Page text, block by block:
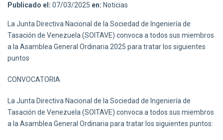
Publicado el: 07/03/2025 en: Noticias
La Junta Directiva Nacional de la Sociedad de Ingeniería de
Tasación de Venezuela (SOITAVE) convoca a todos sus miembros
a la Asamblea General Ordinaria 2025 para tratar los siguientes
puntos
CONVOCATORIA
La Junta Directiva Nacional de la Sociedad de Ingeniería de
Tasación de Venezuela (SOITAVE) convoca a todos sus miembros
a la Asamblea General Ordinaria para tratar los siguientes puntos: